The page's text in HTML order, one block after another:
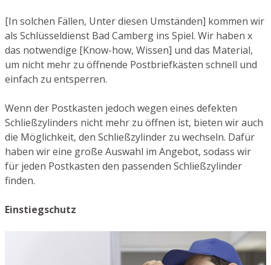
[In solchen Fällen, Unter diesen Umständen] kommen wir
als Schlüsseldienst Bad Camberg ins Spiel. Wir haben x
das notwendige [Know-how, Wissen] und das Material,
um nicht mehr zu öffnende Postbriefkästen schnell und
einfach zu entsperren.
Wenn der Postkasten jedoch wegen eines defekten
Schließzylinders nicht mehr zu öffnen ist, bieten wir auch
die Möglichkeit, den Schließzylinder zu wechseln. Dafür
haben wir eine große Auswahl im Angebot, sodass wir
für jeden Postkasten den passenden Schließzylinder
finden.
Einstiegschutz